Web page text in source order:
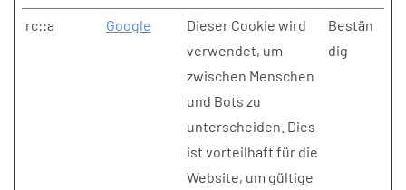
rc::a Google
Dieser Cookie wird
verwendet, um
zwischen Menschen
und Bots zu
unterscheiden. Dies
ist vorteilhaft für die
Website, um gültige
Bestän
dig